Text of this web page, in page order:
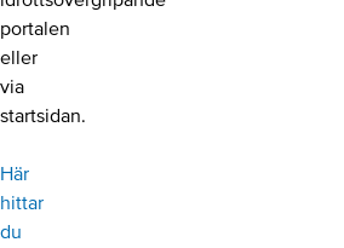
portalen
eller
via
startsidan.
Här
hittar
du